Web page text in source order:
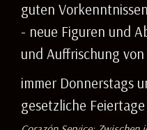
guten
- neue Figuren und
und Auffrischung
immer Donnerstags
gesetzliche